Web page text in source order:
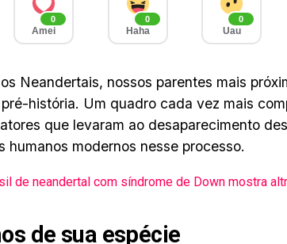
0
Amei
0
Haha
0
Uau
Neandertais, nossos parentes mais
história. Um quadro cada vez mais
que levaram ao desaparecimento
humanos modernos nesse processo.
de neandertal com síndrome de Down mostra
de sua espécie